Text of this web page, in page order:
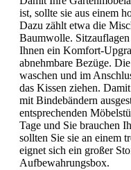
ist, sollte sie aus einem
Dazu zählt etwa die
Baumwolle.
Ihnen ein Komfort-
abnehmbare Bezüge.
waschen und im
das Kissen ziehen.
mit Bindebändern
entsprechenden
Tage und Sie brauchen
sollten Sie sie an einem
eignet sich ein großer
Aufbewahrungsbox.